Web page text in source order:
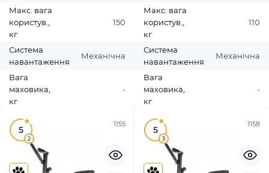
Макс. вага
користув.,
кг
150
Система
навантаження
Механічна
Вага
маховика,
кг
-
Макс. вага
користув.,
кг
110
Система
навантаження
Механічна
Вага
маховика,
кг
-
1155
5
2
1158
5
3